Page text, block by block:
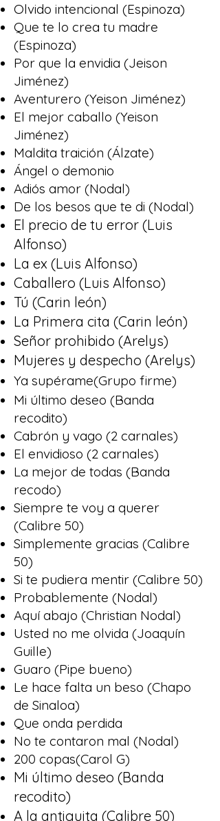
Olvido intencional (Espinoza)
Que te lo crea tu madre
(Espinoza)
Por que la envidia (Jeison
Jiménez)
Aventurero (Yeison Jiménez)
El mejor caballo (Yeison
Jiménez)
Maldita traición (Álzate)
Ángel o demonio
Adiós amor (Nodal)
De los besos que te di (Nodal)
El precio de tu error (Luis
Alfonso)
La ex (Luis Alfonso)
Caballero (Luis Alfonso)
Tú (Carin león)
La Primera cita (Carin león)
Señor prohibido (Arelys)
Mujeres y despecho (Arelys)
Ya supérame(Grupo firme)
Mi último deseo (Banda
recodito)
Cabrón y vago (2 carnales)
El envidioso (2 carnales)
La mejor de todas (Banda
recodo)
Siempre te voy a querer
(Calibre 50)
Simplemente gracias (Calibre
50)
Si te pudiera mentir (Calibre 50)
Probablemente (Nodal)
Aquí abajo (Christian Nodal)
Usted no me olvida (Joaquín
Guille)
Guaro (Pipe bueno)
Le hace falta un beso (Chapo
de Sinaloa)
Que onda perdida
No te contaron mal (Nodal)
200 copas(Carol G)
Mi último deseo (Banda
recodito)
A la antiguita (Calibre 50)